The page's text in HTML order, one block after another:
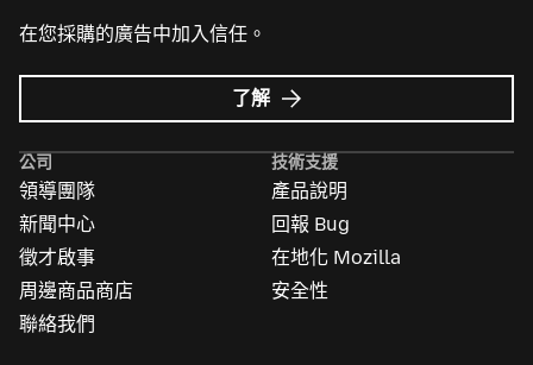
在您採購的廣告中加入信任。
了解 Mozilla
Ads
更
多
資
訊
公司
領導團隊
新聞中心
徵才啟事
周邊商品商店
聯絡我們
技術支援
產品說明
回報 Bug
在地化 Mozilla
安全性